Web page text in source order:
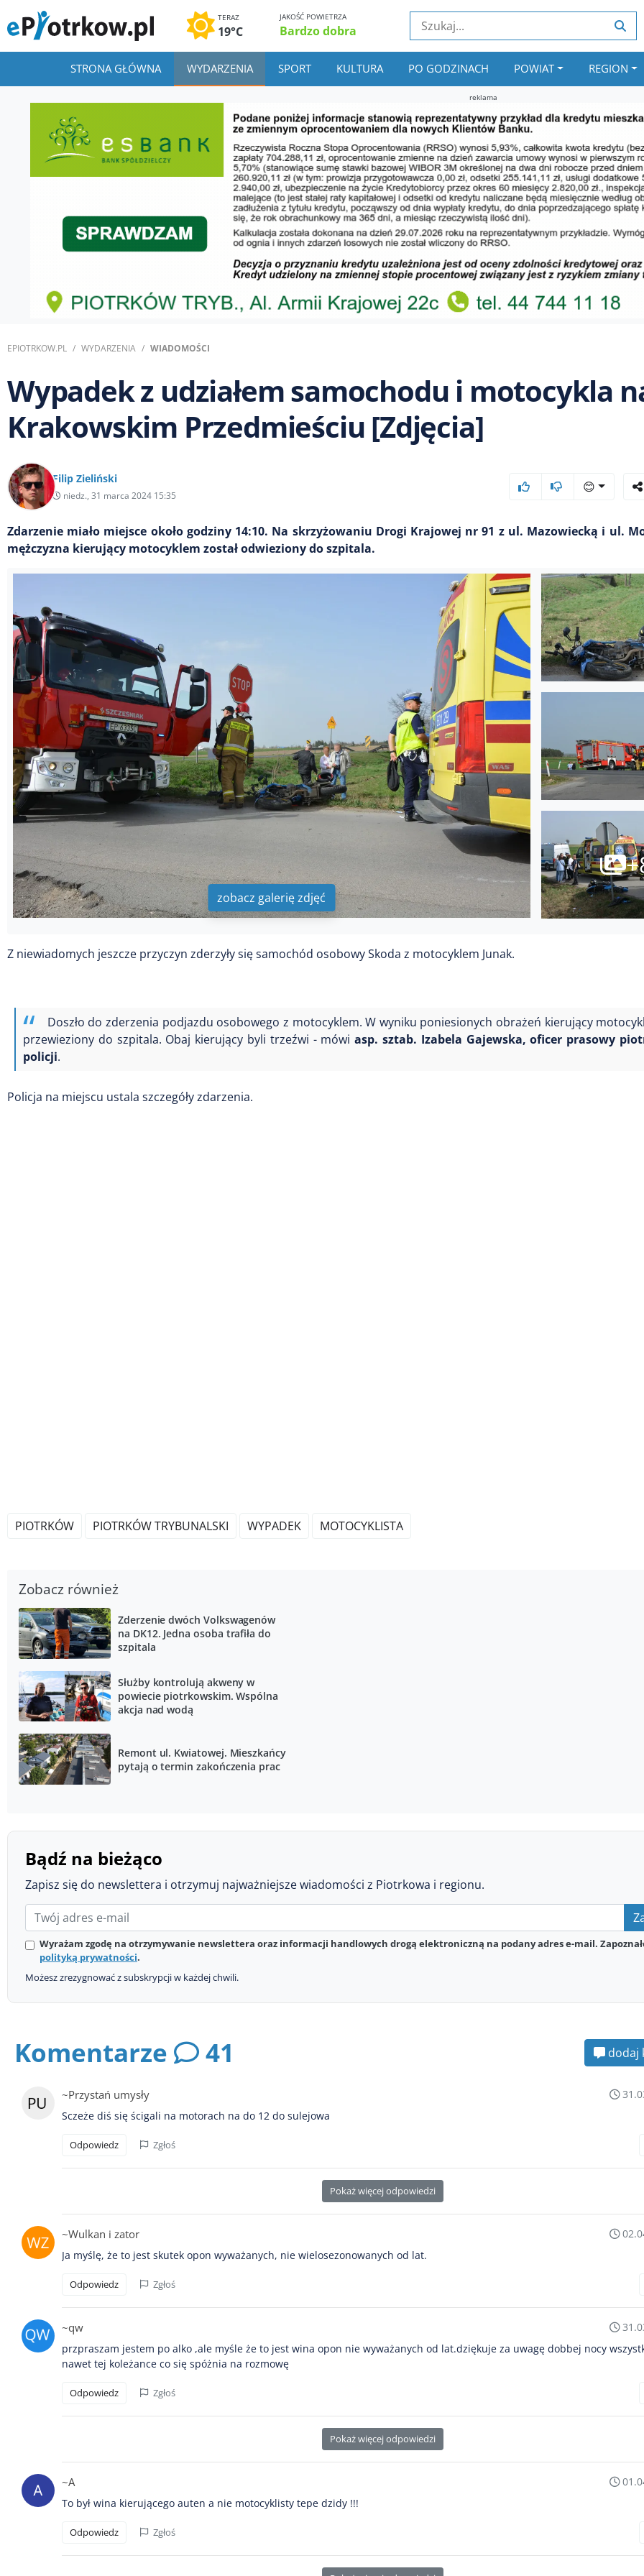
TERAZ
19°C
JAKOŚĆ POWIETRZA
Bardzo dobra
STRONA GŁÓWNA WYDARZENIA SPORT KULTURA PO GODZINACH POWIAT REGION
reklama
EPIOTRKOW.PL WYDARZENIA WIADOMOŚCI
Wypadek z udziałem samochodu i motocykla
Krakowskim Przedmieściu [Zdjęcia]
Filip Zieliński
niedz., 31 marca 2024 15:35
😊
Zdarzenie miało miejsce około godziny 14:10. Na skrzyżowaniu Drogi Krajowej nr 91 z ul. Mazowiecką i ul.
mężczyzna kierujący motocyklem został odwieziony do szpitala.
zobacz galerię zdjęć
Z niewiadomych jeszcze przyczyn zderzyły się samochód osobowy Skoda z motocyklem Junak.
Doszło do zderzenia podjazdu osobowego z motocyklem. W wyniku poniesionych obrażeń kierujący
przewieziony do szpitala. Obaj kierujący byli trzeźwi - mówiasp. sztab. Izabela Gajewska, oficer prasowy
policji.
Policja na miejscu ustala szczegóły zdarzenia.
PIOTRKÓW PIOTRKÓW TRYBUNALSKI WYPADEK MOTOCYKLISTA
Zobacz również
Zderzenie dwóch Volkswagenów
na DK12. Jedna osoba trafiła do
szpitala
Służby kontrolują akweny w
powiecie piotrkowskim. Wspólna
akcja nad wodą
Remont ul. Kwiatowej. Mieszkańcy
pytają o termin zakończenia prac
Bądź na bieżąco
Zapisz się do newslettera i otrzymuj najważniejsze wiadomości z Piotrkowa i regionu.
Wyrażam zgodę na otrzymywanie newslettera oraz informacji handlowych drogą elektroniczną na podany adres e-mail.
polityką prywatności.
Możesz zrezygnować z subskrypcji w każdej chwili.
Komentarze 41 dodaj
~Przystań umysły
Sczeże diś się ścigali na motorach na do 12 do sulejowa
Odpowiedz Zgłoś
Pokaż więcej odpowiedzi
~Wulkan i zator
Ja myślę, że to jest skutek opon wyważanych, nie wielosezonowanych od lat.
Odpowiedz Zgłoś
~qw
przpraszam jestem po alko ,ale myśle że to jest wina opon nie wyważanych od lat.dziękuje za uwagę dobbej nocy
nawet tej koleżance co się spóżnia na rozmowę
Odpowiedz Zgłoś
Pokaż więcej odpowiedzi
~A
To był wina kierującego auten a nie motocyklisty tepe dzidy !!!
Odpowiedz Zgłoś